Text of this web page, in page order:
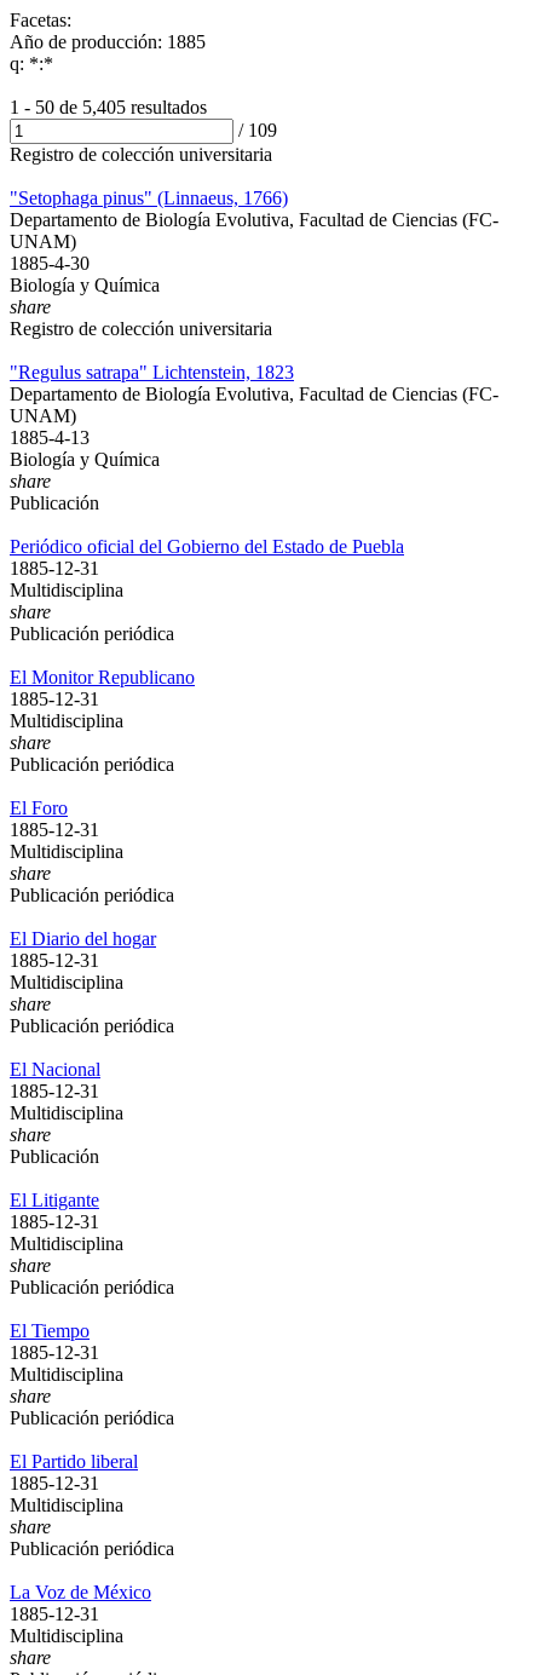
Facetas:
Año de producción: 1885
q: *:*
1 - 50 de 5,405 resultados
/ 109
Registro de colección universitaria
"Setophaga pinus" (Linnaeus, 1766)
Departamento de Biología Evolutiva, Facultad de Ciencias (FC-
UNAM)
1885-4-30
Biología y Química
share
Registro de colección universitaria
"Regulus satrapa" Lichtenstein, 1823
Departamento de Biología Evolutiva, Facultad de Ciencias (FC-
UNAM)
1885-4-13
Biología y Química
share
Publicación
Periódico oficial del Gobierno del Estado de Puebla
1885-12-31
Multidisciplina
share
Publicación periódica
El Monitor Republicano
1885-12-31
Multidisciplina
share
Publicación periódica
El Foro
1885-12-31
Multidisciplina
share
Publicación periódica
El Diario del hogar
1885-12-31
Multidisciplina
share
Publicación periódica
El Nacional
1885-12-31
Multidisciplina
share
Publicación
El Litigante
1885-12-31
Multidisciplina
share
Publicación periódica
El Tiempo
1885-12-31
Multidisciplina
share
Publicación periódica
El Partido liberal
1885-12-31
Multidisciplina
share
Publicación periódica
La Voz de México
1885-12-31
Multidisciplina
share